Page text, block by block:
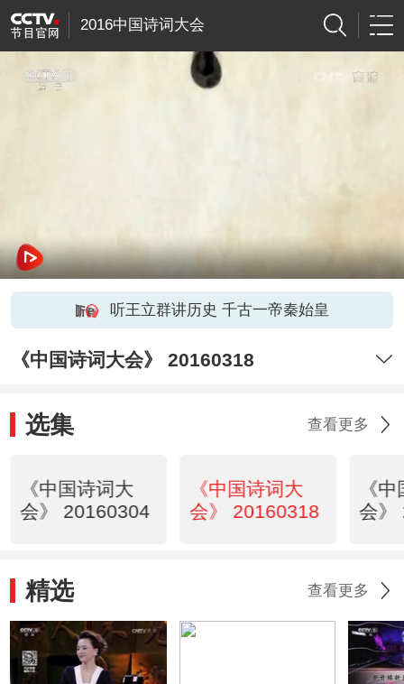
2016中国诗词大会
听王立群讲历史 千古一帝秦始皇
《中国诗词大会》 20160318
选集 查看更多
《中国诗词大
会》 20160304
《中国诗词大
会》 20160318
《
会》
精选 查看更多